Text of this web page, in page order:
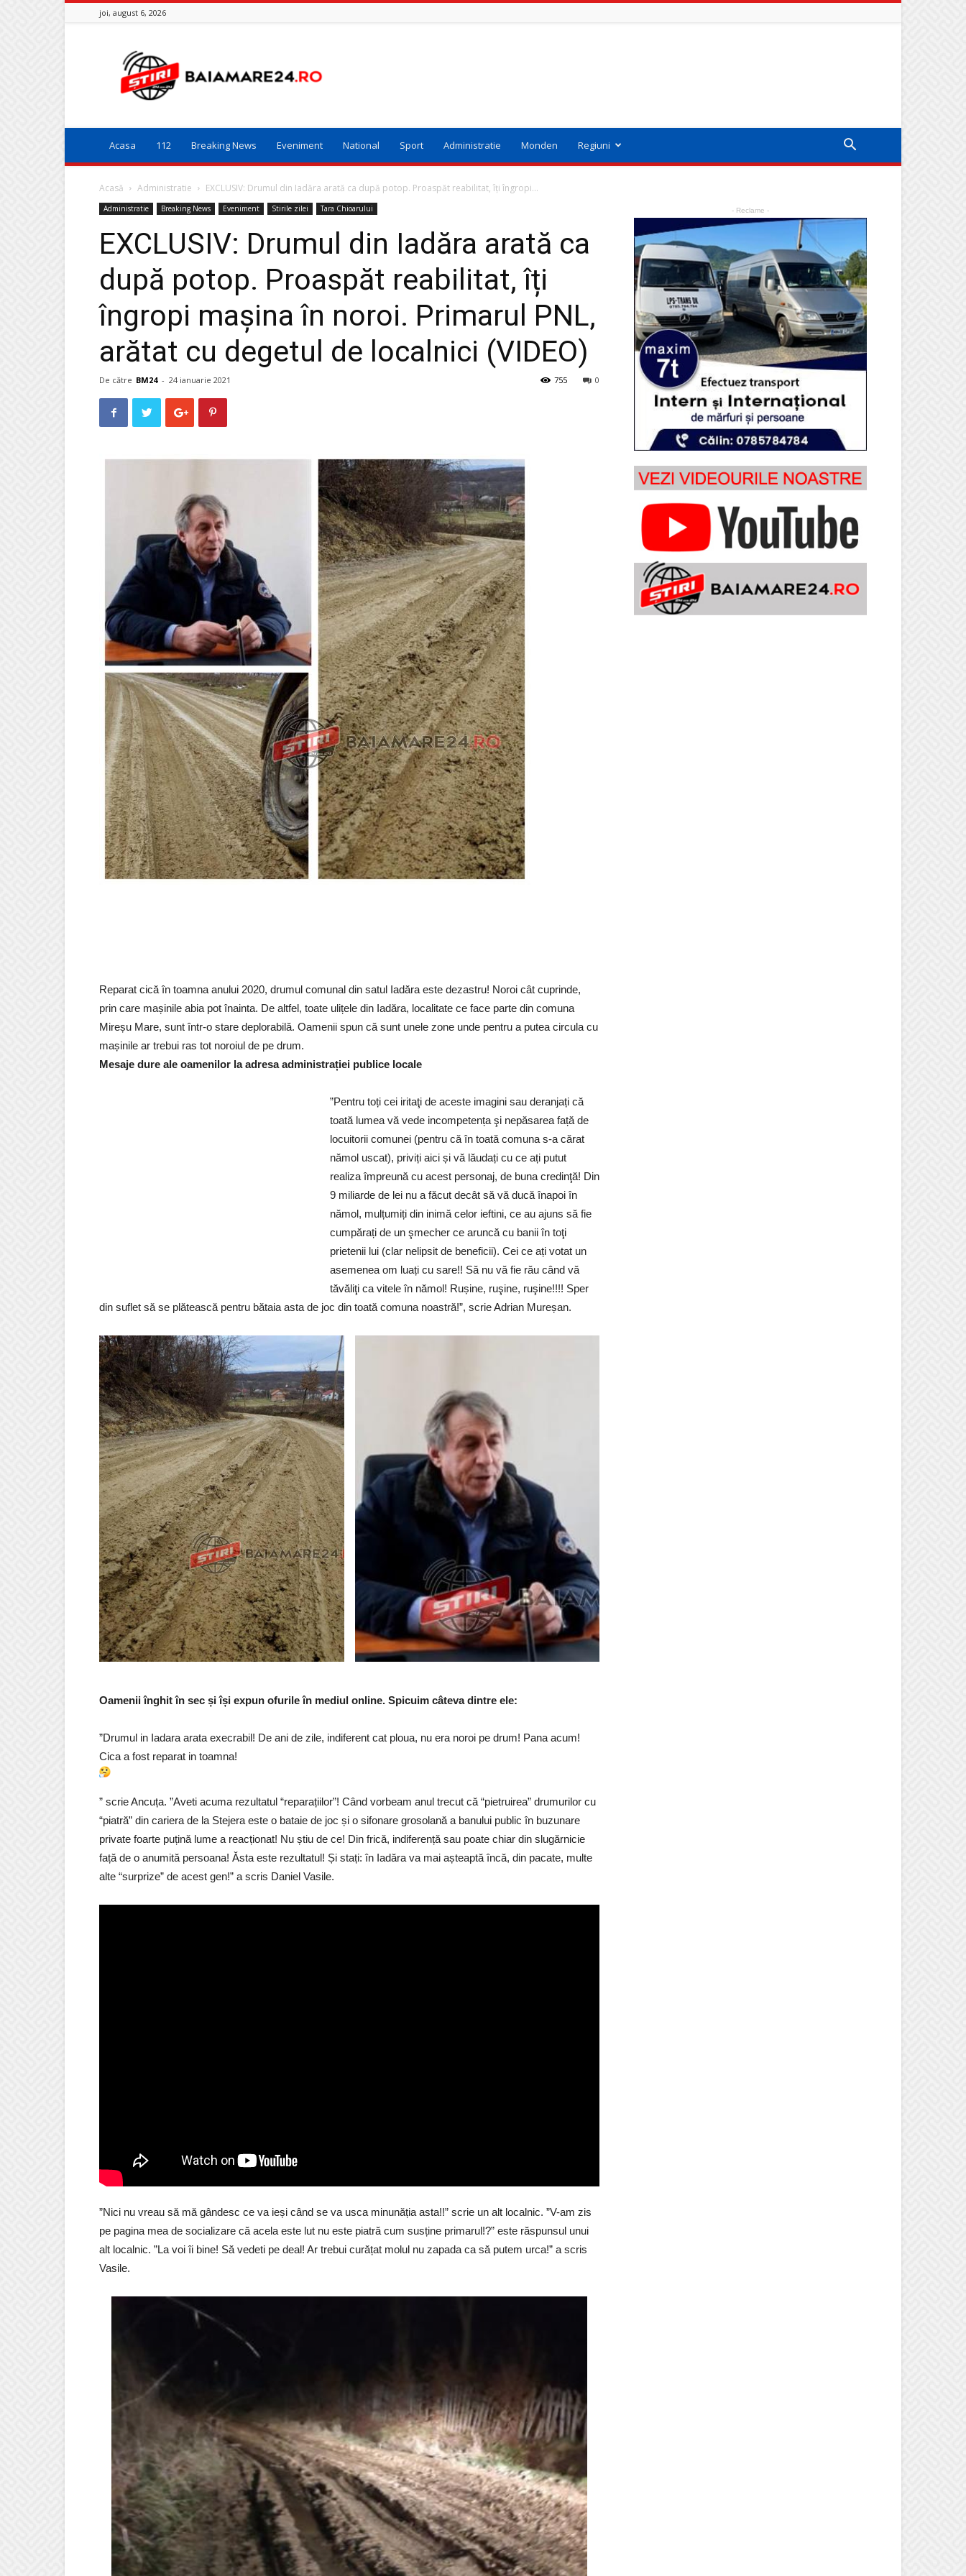
joi, august 6, 2026
Baia
Mare
24
Acasa 112 Breaking News Eveniment National Sport Administratie Monden Regiuni
Acasă Administratie EXCLUSIV: Drumul din Iadăra arată ca după potop. Proaspăt reabilitat, îți îngropi...
Administratie Breaking News Eveniment Stirile zilei Tara Chioarului
EXCLUSIV: Drumul din Iadăra arată ca
după potop. Proaspăt reabilitat, îți
îngropi mașina în noroi. Primarul PNL,
arătat cu degetul de localnici (VIDEO)
De către BM24 - 24 ianuarie 2021 0
755
Reparat cică în toamna anului 2020, drumul comunal din satul Iadăra este dezastru! Noroi cât cuprinde,
prin care mașinile abia pot înainta. De altfel, toate ulițele din Iadăra, localitate ce face parte din comuna
Mireșu Mare, sunt într-o stare deplorabilă. Oamenii spun că sunt unele zone unde pentru a putea circula cu
mașinile ar trebui ras tot noroiul de pe drum.
Mesaje dure ale oamenilor la adresa administrației publice locale
”Pentru toți cei iritaţi de aceste imagini sau deranjați că
toată lumea vă vede incompetența şi nepăsarea față de
locuitorii comunei (pentru că în toată comuna s-a cărat
nămol uscat), priviți aici și vă lăudați cu ce ați putut
realiza împreună cu acest personaj, de buna credinţă! Din
9 miliarde de lei nu a făcut decât să vă ducă înapoi în
nămol, mulțumiți din inimă celor ieftini, ce au ajuns să fie
cumpărați de un şmecher ce aruncă cu banii în toţi
prietenii lui (clar nelipsit de beneficii). Cei ce ați votat un
asemenea om luați cu sare!! Să nu vă fie rău când vă
tăvăliţi ca vitele în nămol! Rușine, ruşine, ruşine!!!! Sper
din suflet să se plătească pentru bătaia asta de joc din toată comuna noastră!”, scrie Adrian Mureșan.
Oamenii înghit în sec și își expun ofurile în mediul online. Spicuim câteva dintre ele:
”Drumul in Iadara arata execrabil! De ani de zile, indiferent cat ploua, nu era noroi pe drum! Pana acum!
Cica a fost reparat in toamna!
” scrie Ancuța. ”Aveti acuma rezultatul “reparațiilor”! Când vorbeam anul trecut că “pietruirea” drumurilor cu
“piatră” din cariera de la Stejera este o bataie de joc și o sifonare grosolană a banului public în buzunare
private foarte puțină lume a reacționat! Nu știu de ce! Din frică, indiferență sau poate chiar din slugărnicie
față de o anumită persoana! Ăsta este rezultatul! Și stați: în Iadăra va mai așteaptă încă, din pacate, multe
alte “surprize” de acest gen!” a scris Daniel Vasile.
”Nici nu vreau să mă gândesc ce va ieși când se va usca minunăția asta!!” scrie un alt localnic. ”V-am zis
pe pagina mea de socializare că acela este lut nu este piatră cum susține primarul!?” este răspunsul unui
alt localnic. ”La voi îi bine! Să vedeti pe deal! Ar trebui curățat molul nu zapada ca să putem urca!” a scris
Vasile.
- Reclame -